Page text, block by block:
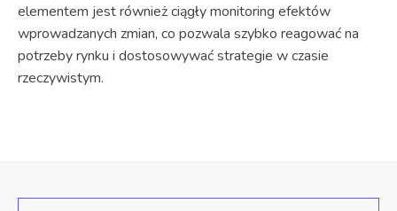
elementem jest również ciągły monitoring efektów
wprowadzanych zmian, co pozwala szybko reagować na
potrzeby rynku i dostosowywać strategie w czasie
rzeczywistym.